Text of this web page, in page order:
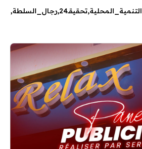
التنمية_المحلية تحقيقـ24
رجال_السلطة